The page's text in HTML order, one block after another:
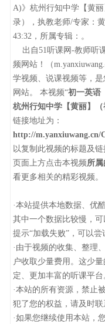
A)》杭州行知中学【黄
录），执教老师/专家：
43:32，所属专辑：。
出自51听课网-教师听
频网站！（
学视频、说课视频等，
网站。 本视频“初一英语
杭州行知中学【黄丽】
链接地址为：
http://m.yanxiuwang.cn/
以复制此视频的标题及
页面上方点击本视频所
看更多相关的精彩视频。
·本站提供本地数据、优
其中一个数据比较慢，
提示“加载失败”，可以尝
·由于视频的收集、整理
户收取少量费用。这少
定、更加丰富的听课平台
·本站的所有资源，禁止
犯了您的权益，请及时联
·如果您继续使用本站，